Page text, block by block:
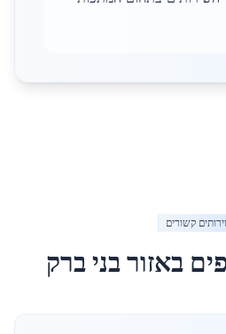
קשורים
באזורבני ברק